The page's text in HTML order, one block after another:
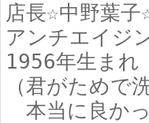
店長☆中野葉子
アンチエイジ
1956年生まれ
（君がためで
本当に良か